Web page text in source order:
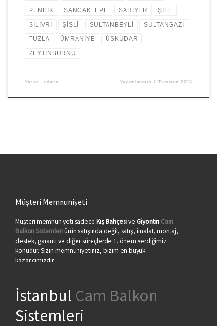
PENDİK SANCAKTEPE SARIYER ŞİLE
SİLİVRİ ŞİŞLİ SULTANBEYLİ SULTANGAZİ
TUZLA ÜMRANİYE ÜSKÜDAR
ZEYTİNBURNU
Yazarı: admin Yayımlanmış 2 Temmuz 2023
Müşteri Memnuniyeti
Müşteri memnuniyeti sadece Kış Bahçesive Giyontin Cam
Balkon Sistemleriürün satışında değil, satış, imalat, montaj,
destek, garanti ve diğer süreçlerde 1. önem verdiğimiz
konudur. Sizin memnuniyetiniz, bizim en büyük
kazancımızdır.
İstanbul Cam Balkon
Sistemleri